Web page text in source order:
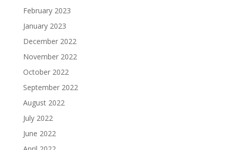
February 2023
January 2023
December 2022
November 2022
October 2022
September 2022
August 2022
July 2022
June 2022